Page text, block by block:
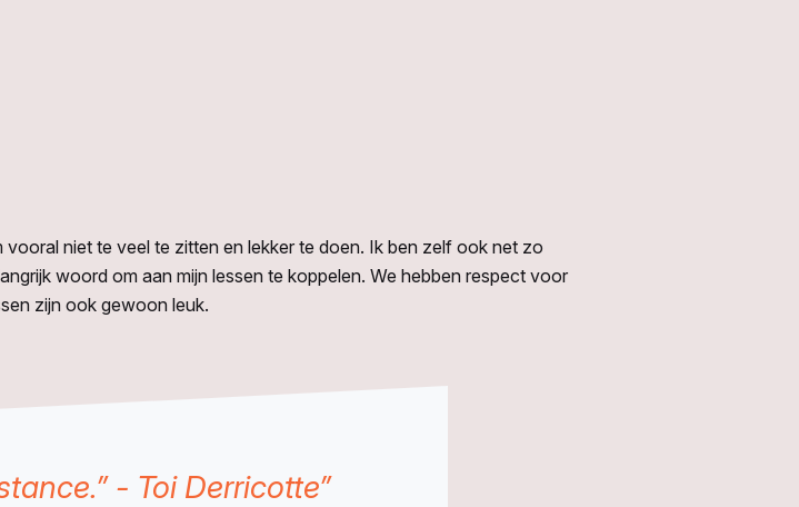
vooral niet te veel te zitten en lekker te doen. Ik ben zelf ook net zo
woord om aan mijn lessen te koppelen. We hebben respect voor
zijn ook gewoon leuk.
- Toi Derricotte”